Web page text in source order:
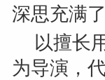
深思充满
以擅长
为导演，